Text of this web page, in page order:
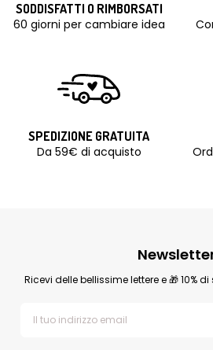
SODDISFATTI O RIMBORSATI
60 giorni per cambiare idea
SPEDIZIONE GRATUITA
Da 59€ di acquisto
Ricevi delle bellissime lettere e 🎁 10%